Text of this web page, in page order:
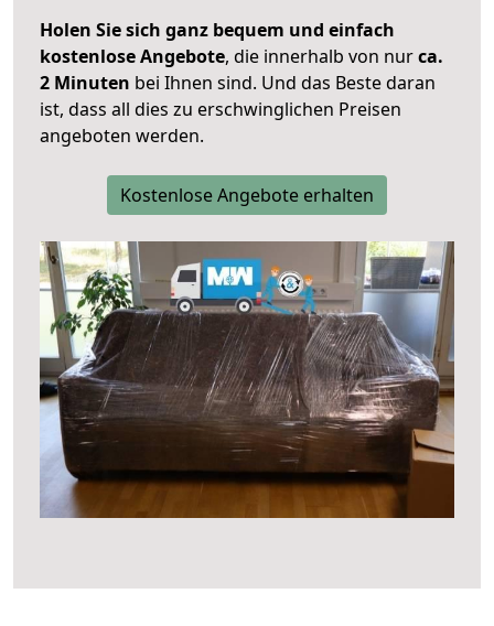
Holen Sie sich ganz bequem und einfach
kostenlose Angebote, die innerhalb von nurca.
2 Minuten bei Ihnen sind. Und das Beste daran
ist, dass all dies zu erschwinglichen Preisen
angeboten werden.
Kostenlose Angebote erhalten